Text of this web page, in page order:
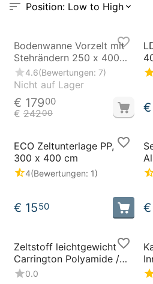
Position: Low to High
Bodenwanne Vorzelt mit
Stehrändern 250 x 400
cm4.6(Bewertungen: 7)
Nicht auf Lager
€ 17900
€ 24200 €
ECO Zeltunterlage PP,
300 x 400 cm
4(Bewertungen: 1)
€ 1550 €
Zeltstoff leichtgewicht
Carrington Polyamide /
Nylon ripstop Stoff 160
0.0